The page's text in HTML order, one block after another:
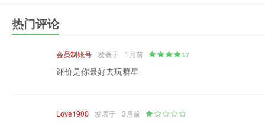
热门评论
会员制账号 发表于 1月前
评价是你最好去玩群星
Love1900 发表于 3月前